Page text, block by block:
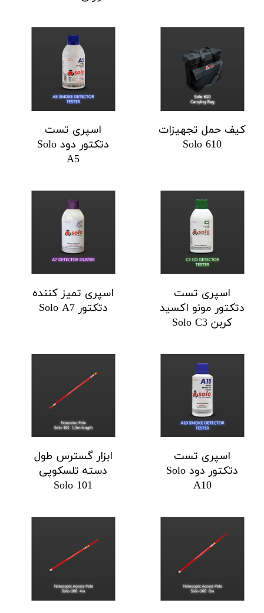
کیف حمل تجهیزات
Solo 610
اسپری تست
دتکتور دود Solo
A5
اسپری تست
دتکتور مونو اکسید
کربن Solo C3
اسپری تمیز کننده
دتکتور Solo A7
اسپری تست
دتکتور دود Solo
A10
ابزار گسترس طول
دسته تلسکوپی
Solo 101